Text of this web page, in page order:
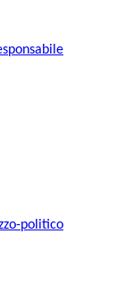
politico